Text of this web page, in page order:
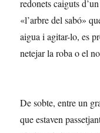
redonets caiguts
«l’arbre del sabó»
aigua i agitar-lo, es
netejar la roba o el
De sobte, entre un
que estaven